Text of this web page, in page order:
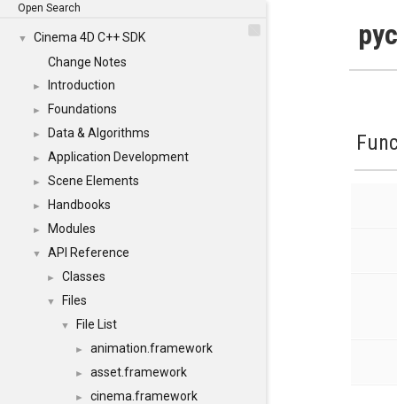
Open Search
▼
Cinema 4D C++ SDK
Change Notes
► Introduction
► Foundations
► Data & Algorithms
► Application Development
► Scene Elements
► Handbooks
► Modules
▼ API Reference
► Classes
▼ Files
▼ File List
► animation.framework
► asset.framework
► cinema.framework